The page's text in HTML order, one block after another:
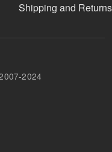
Shipping and Returns
2024